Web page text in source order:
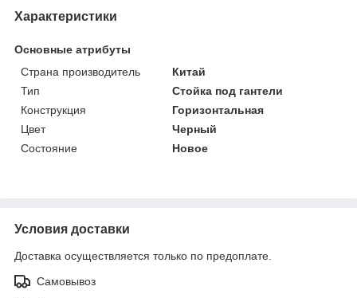
Характеристики
Основные атрибуты
Страна производитель
Китай
Тип
Стойка под гантели
Конструкция
Горизонтальная
Цвет
Черный
Состояние
Новое
Условия доставки
Доставка осуществляется только по предоплате.
Самовывоз